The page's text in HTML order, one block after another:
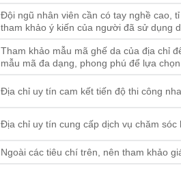
Đội ngũ nhân viên cần có tay nghề cao,
tham khảo ý kiến của người đã sử dụng
Tham khảo mẫu mã ghế da của địa chỉ
mẫu mã đa dạng, phong phú để lựa chọn.
Địa chỉ uy tín cam kết tiến độ thi công
Địa chỉ uy tín cung cấp dịch vụ chăm
Ngoài các tiêu chí trên, nên tham khảo